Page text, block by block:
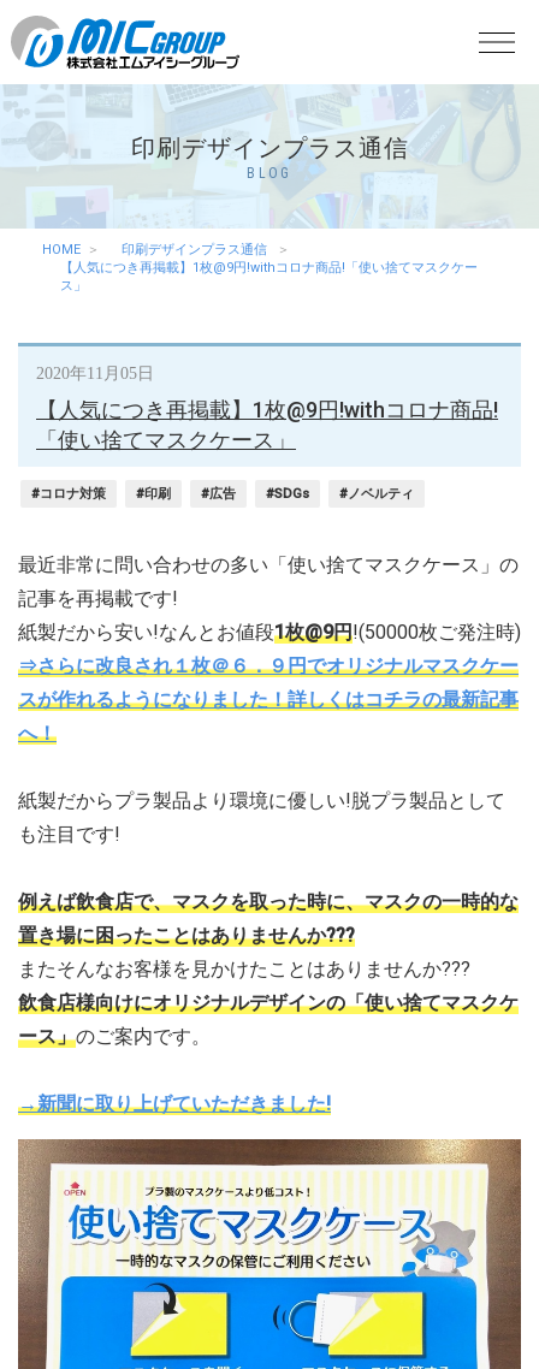
印刷デザインプラス通信
BLOG
HOME
印刷デザインプラス通信
【人気につき再掲載】1枚@9円!withコロナ商品!「使い捨てマスクケー
ス」
2020年11月05日
【人気につき再掲載】1枚@9円!withコロナ商品!
「使い捨てマスクケース」
#コロナ対策 #印刷 #広告 #SDGs #ノベルティ
最近非常に問い合わせの多い「使い捨てマスクケース」の
記事を再掲載です!
紙製だから安い!なんとお値段1枚@9円!(50000枚ご発注時)
⇒さらに改良され１枚＠６．９円でオリジナルマスクケー
スが作れるようになりました！詳しくはコチラの最新記事
へ！
紙製だからプラ製品より環境に優しい!脱プラ製品として
も注目です!
例えば飲食店で、マスクを取った時に、マスクの一時的な
置き場に困ったことはありませんか???
またそんなお客様を見かけたことはありませんか???
飲食店様向けにオリジナルデザインの「使い捨てマスクケ
ース」のご案内です。
→新聞に取り上げていただきました!